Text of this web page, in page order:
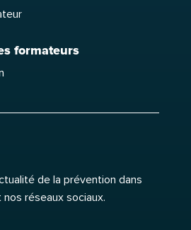
formateurs
de la prévention dans
réseaux sociaux.